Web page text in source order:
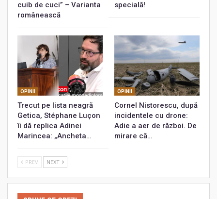
cuib de cuci” – Varianta
românească
specială!
OPINII
Trecut pe lista neagră
Getica, Stéphane Luçon
îi dă replica Adinei
Marincea: „Ancheta…
OPINII
Cornel Nistorescu, după
incidentele cu drone:
Adie a aer de război. De
mirare că…
PREV NEXT